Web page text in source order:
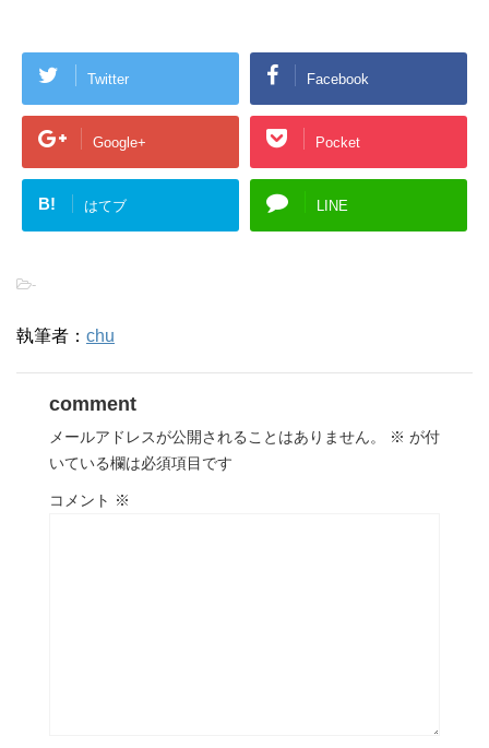
Twitter Facebook
Google+ Pocket
B! はてブ LINE
-
執筆者： chu
comment
メールアドレスが公開されることはありません。 ※ が付
いている欄は必須項目です
コメント ※